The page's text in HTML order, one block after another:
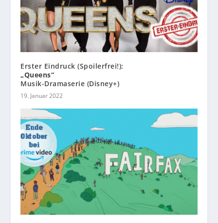
Erster Eindruck (Spoilerfrei!):
„Queens“
Musik-Dramaserie (Disney+)
19. Januar 2022